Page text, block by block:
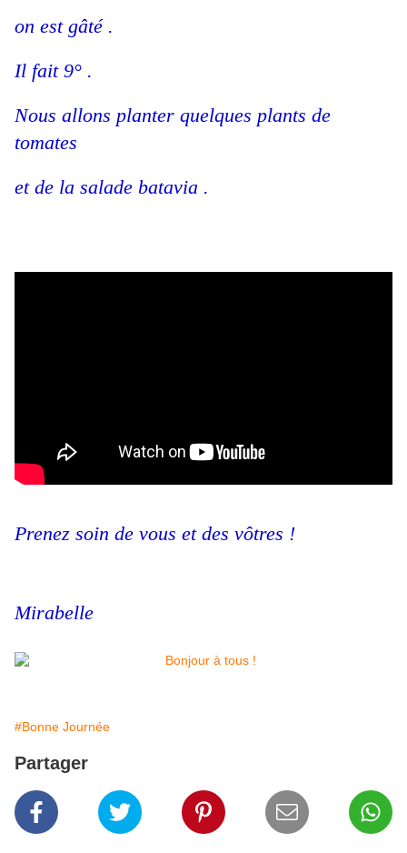
on est gâté .
Il fait 9° .
Nous allons planter quelques plants de
tomates
et de la salade batavia .
Prenez soin de vous et des vôtres !
Mirabelle
#Bonne Journée
Partager